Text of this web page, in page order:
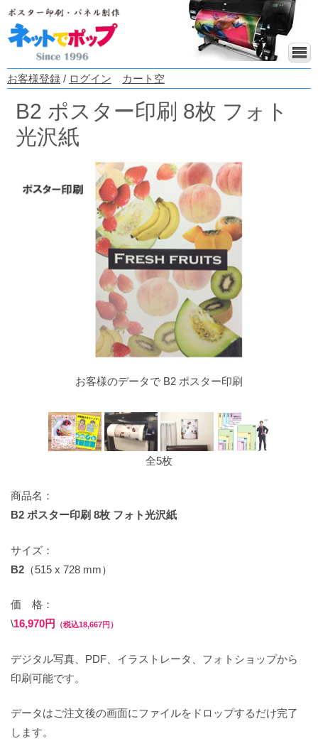
お客様登録 / ログイン カート空
B2 ポスター印刷 8枚 フォト
光沢紙
お客様のデータで B2 ポスター印刷
全5枚
商品名：
B2 ポスター印刷 8枚 フォト光沢紙
サイズ：
B2 （515 x 728 mm）
価 格：
\16,970円 （税込18,667円）
デジタル写真、PDF、イラストレータ、フォトショップから
印刷可能です。
データはご注文後の画面にファイルをドロップするだけ完了
します。